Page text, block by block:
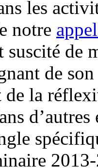
les
notre
suscité de
de
la